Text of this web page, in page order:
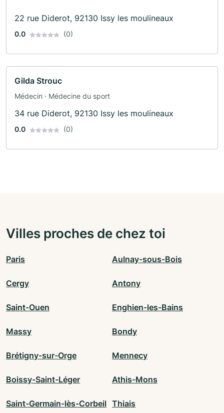
22 rue Diderot, 92130 Issy les moulineaux
0.0 (0)
Gilda Strouc
Médecin · Médecine du sport
34 rue Diderot, 92130 Issy les moulineaux
0.0 (0)
Villes proches de chez toi
Paris Aulnay-sous-Bois
Cergy Antony
Saint-Ouen Enghien-les-Bains
Massy Bondy
Brétigny-sur-Orge Mennecy
Boissy-Saint-Léger Athis-Mons
Saint-Germain-lès-Corbeil Thiais